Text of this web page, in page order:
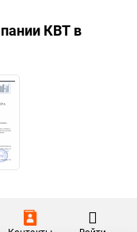
КВТ в